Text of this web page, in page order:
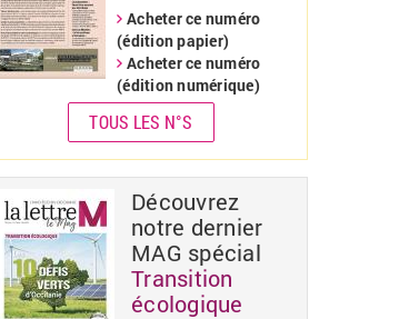
«
Acheter ce numéro
(édition papier)
Acheter ce numéro
(édition numérique)
TOUS LES N°S
Découvrez
notre dernier
MAG spécial
Transition
écologique